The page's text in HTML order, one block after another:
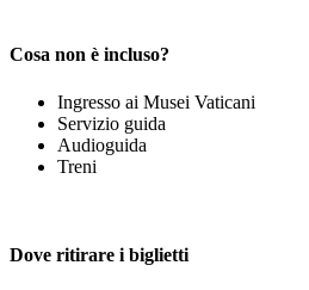
Cosa non è incluso?
Ingresso ai Musei Vaticani
Servizio guida
Audioguida
Treni
Dove ritirare i biglietti